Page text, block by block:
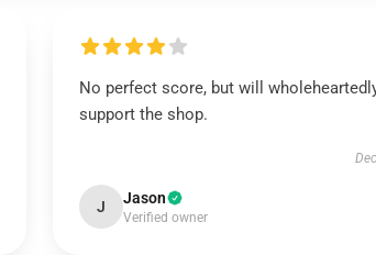
No perfect score, but will
support the shop.
J Jason
Verified owner